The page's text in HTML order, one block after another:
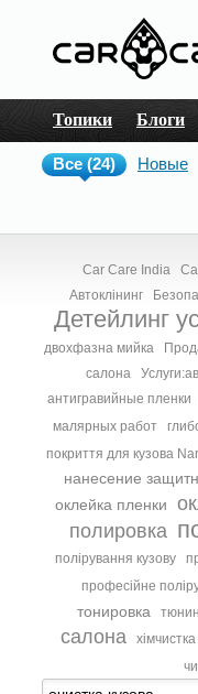
Топики Блоги
Все (24) Новые
Car Care India
Автоклінинг
Детейлинг
двохфазна мийка
салона
антигравийные пленки
малярных работ
покриття для кузова
нанесение
оклейка пленки
полировка
полірування кузову
професійне
тонировка
салона